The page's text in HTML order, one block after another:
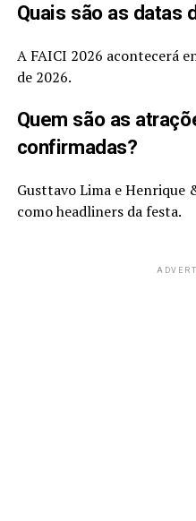
Quais são as datas
A FAICI 2026 acontecerá
de 2026.
Quem são as
confirmadas?
Gusttavo Lima e Henrique
como headliners da festa.